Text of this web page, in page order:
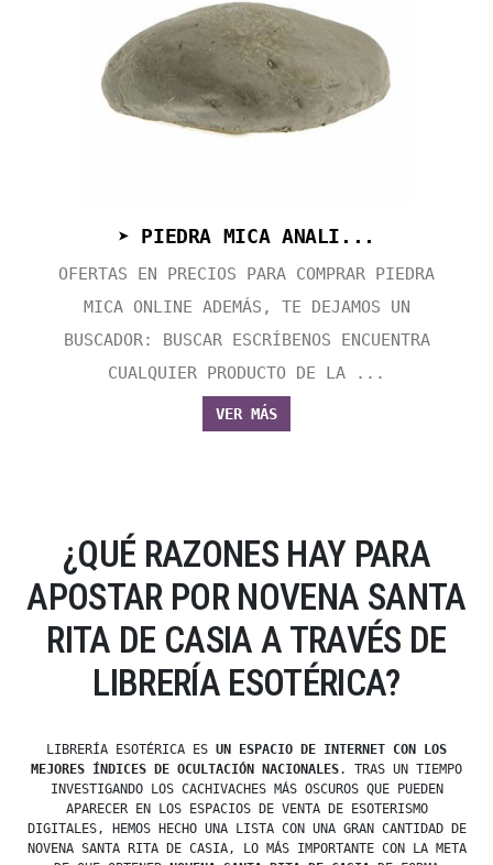
➤ PIEDRA MICA ANALI...
OFERTAS EN PRECIOS PARA COMPRAR PIEDRA
MICA ONLINE ADEMÁS, TE DEJAMOS UN
BUSCADOR: BUSCAR ESCRÍBENOS ENCUENTRA
CUALQUIER PRODUCTO DE LA ...
VER MÁS
¿QUÉ RAZONES HAY PARA
APOSTAR POR NOVENA SANTA
RITA DE CASIA A TRAVÉS DE
LIBRERÍA ESOTÉRICA?
LIBRERÍA ESOTÉRICA ES UN ESPACIO DE INTERNET CON LOS
MEJORES ÍNDICES DE OCULTACIÓN NACIONALES. TRAS UN TIEMPO
INVESTIGANDO LOS CACHIVACHES MÁS OSCUROS QUE PUEDEN
APARECER EN LOS ESPACIOS DE VENTA DE ESOTERISMO
DIGITALES, HEMOS HECHO UNA LISTA CON UNA GRAN CANTIDAD DE
NOVENA SANTA RITA DE CASIA, LO MÁS IMPORTANTE CON LA META